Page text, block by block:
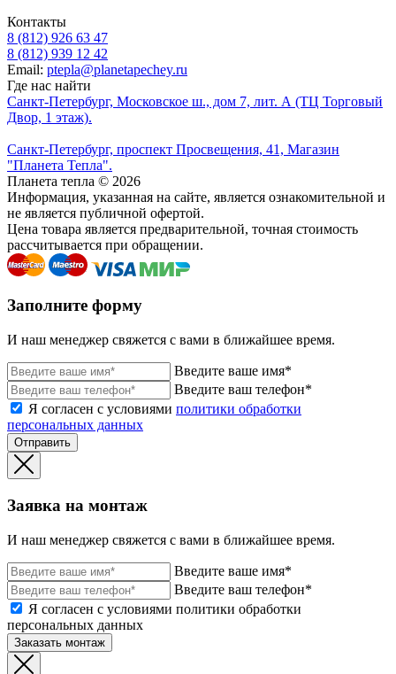
Контакты
8 (812) 926 63 47
8 (812) 939 12 42
Email: ptepla@planetapechey.ru
Где нас найти
Санкт-Петербург, Московское ш., дом 7, лит. А (ТЦ Торговый
Двор, 1 этаж).
Санкт-Петербург, проспект Просвещения, 41, Магазин
"Планета Тепла".
Планета тепла © 2026
Информация, указанная на сайте, является ознакомительной и
не является публичной офертой.
Цена товара является предварительной, точная стоимость
рассчитывается при обращении.
Заполните форму
И наш менеджер свяжется с вами в ближайшее время.
Введите ваше имя*
Введите ваш телефон*
Я согласен с условиями политики обработки
персональных данных
Отправить
Заявка на монтаж
И наш менеджер свяжется с вами в ближайшее время.
Введите ваше имя*
Введите ваш телефон*
Я согласен с условиями политики обработки
персональных данных
Заказать монтаж